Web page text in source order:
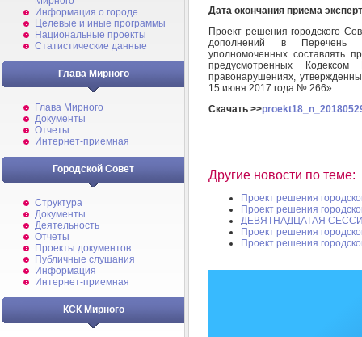
Информация о городе
Целевые и иные программы
Национальные проекты
Статистические данные
Глава Мирного
Глава Мирного
Документы
Отчеты
Интернет-приемная
Городской Совет
Структура
Документы
Деятельность
Отчеты
Проекты документов
Публичные слушания
Информация
Интернет-приемная
КСК Мирного
Дата окончания приема
Проект решения городского
дополнений в Перечень
уполномоченных составлять
предусмотренных
правонарушениях,
15 июня 2017 года № 266»
Скачать >>
Другие новости по теме:
Проект решения
Проект решения
ДЕВЯТНАДЦАТАЯ
Проект решения
Проект решения